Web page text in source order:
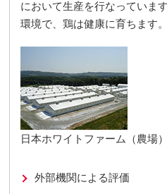
において生産を行なっていま
環境で、鶏は健康に育ちます。
日本ホワイトファーム（農場）
外部機関による評価